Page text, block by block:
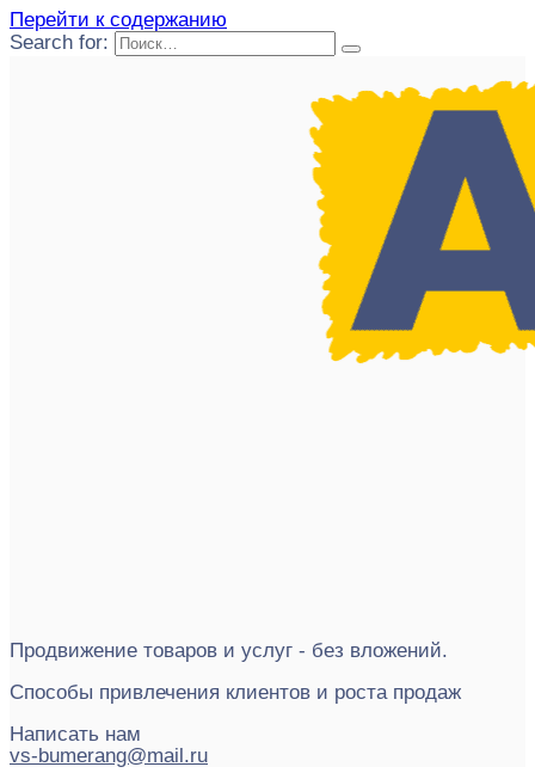
Перейти к содержанию
Search for:
Продвижение товаров и услуг - без вложений.
Способы привлечения клиентов и роста продаж
Написать нам
vs-bumerang@mail.ru